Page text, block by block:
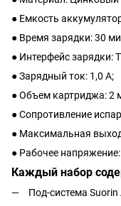
● Емкость
● Время зарядки: 30
● Интерфейс зарядки:
● Зарядный ток: 1,0 А;
● Объем картриджа: 2
● Сопротивление
● Максимальная
● Рабочее
Каждый набор
Под-система Suorin